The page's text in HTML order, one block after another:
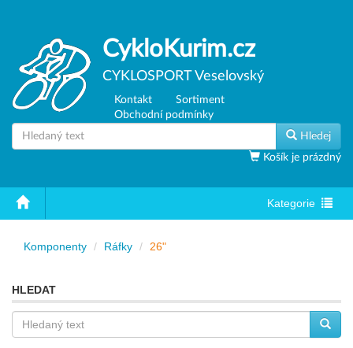
CykloKurim.cz
CYKLOSPORT Veselovský
Kontakt
Sortiment
Obchodní podmínky
Hledej
Košík je prázdný
Toggle
navigation
Kategorie
Komponenty Ráfky 26"
HLEDAT